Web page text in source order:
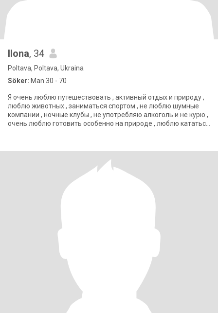
Ilona, 34
Poltava, Poltava, Ukraina
Söker: Man 30 - 70
Я очень люблю путешествовать , активный отдых и природу ,
люблю животных , заниматься спортом , не люблю шумные
компании , ночные клубы , не употребляю алкоголь и не курю ,
очень люблю готовить особенно на природе , люблю кататься